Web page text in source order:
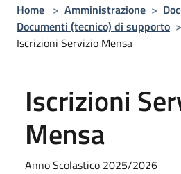
Home > Amministrazione >
Documenti (tecnico) di supporto >
Iscrizioni Servizio Mensa
Iscrizioni
Mensa
Anno Scolastico 2025/2026